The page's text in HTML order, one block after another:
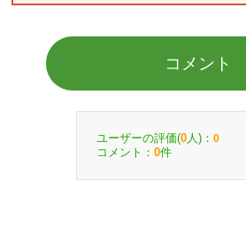
コメント
ユーザーの評価(0 人)： 0
コメント： 0件